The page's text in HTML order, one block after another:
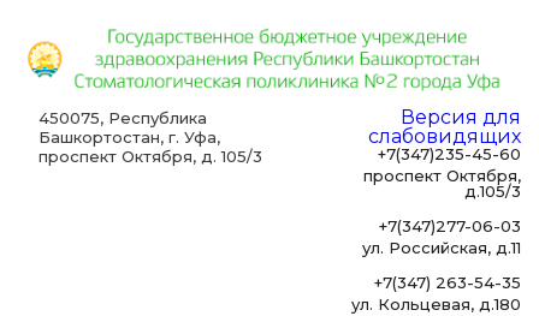
450075, Республика
Башкортостан, г. Уфа,
проспект Октября, д. 105/3
Версия для
слабовидящих
+7(347)235-45-60
проспект Октября,
д.105/3
+7(347)277-06-03
ул. Российская, д.11
+7(347) 263-54-35
ул. Кольцевая, д.180